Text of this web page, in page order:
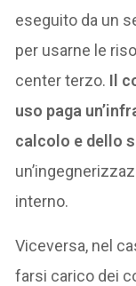
eseguito da un
per usarne le
center terzo. Il
uso paga
calcolo e dello
interno.
Viceversa, nel
farsi carico dei